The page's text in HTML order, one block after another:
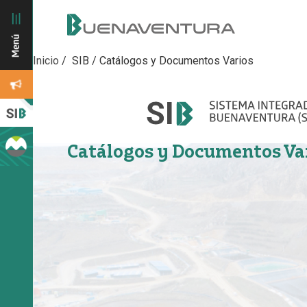
Inicio / SIB / Catálogos y Documentos Varios
Catálogos y Documentos